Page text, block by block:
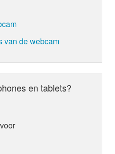
van de webcam
en tablets?
voor